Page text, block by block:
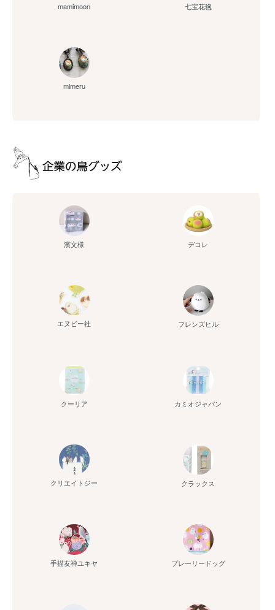
mamimoon 七宝花毱
mimeru
濱文様 デコレ
エヌビー社 フレンズヒル
クーリア カミオジャパン
クリエイトジー クラックス
手描友禅ユキヤ プレーリードッグ